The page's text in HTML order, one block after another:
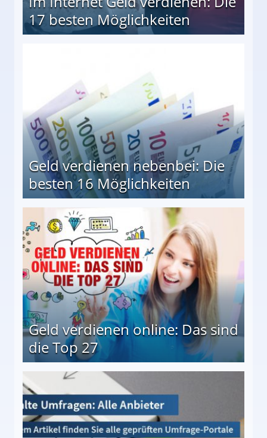
17 besten Möglichkeiten
Geld verdienen nebenbei: Die
besten 16 Möglichkeiten
Geld verdienen online: Das sind
die Top 27